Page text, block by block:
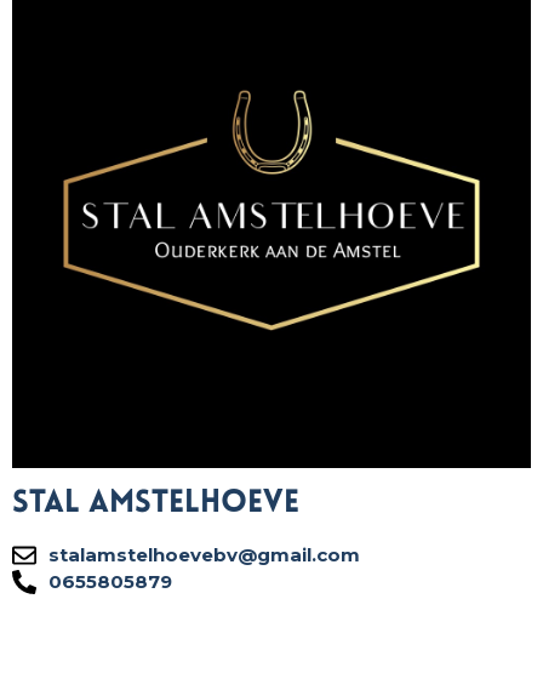
Stal Amstelhoeve
stalamstelhoevebv@gmail.com
0655805879